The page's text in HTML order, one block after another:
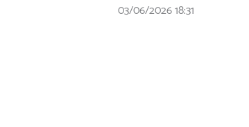
03/06/2026 18:31